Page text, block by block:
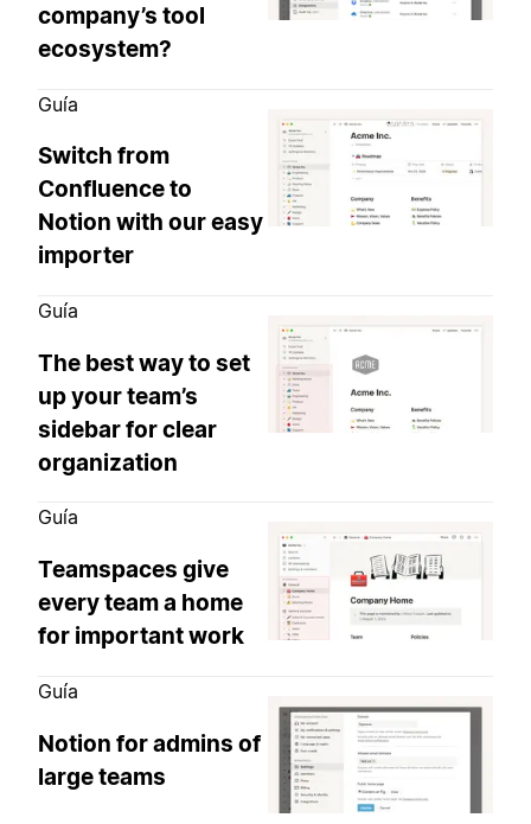
company’s tool
ecosystem?
Guía
Switch from
Confluence to
Notion with our easy
importer
Guía
The best way to set
up your team’s
sidebar for clear
organization
Guía
Teamspaces give
every team a home
for important work
Guía
Notion for admins of
large teams